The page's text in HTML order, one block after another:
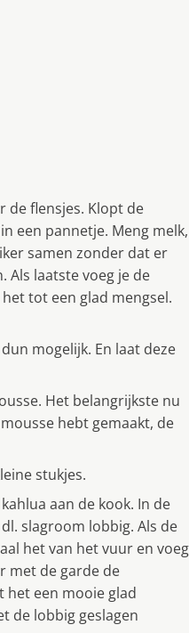
de flensjes. Klopt de
een pannetje. Meng melk,
samen zonder dat er
Als laatste voeg je de
tot een glad mengsel.
mogelijk. En laat deze
Het belangrijkste nu
hebt gemaakt, de
stukjes.
aan de kook. In de
slagroom lobbig. Als de
het van het vuur en voeg
met de garde de
het een mooie glad
de lobbig geslagen